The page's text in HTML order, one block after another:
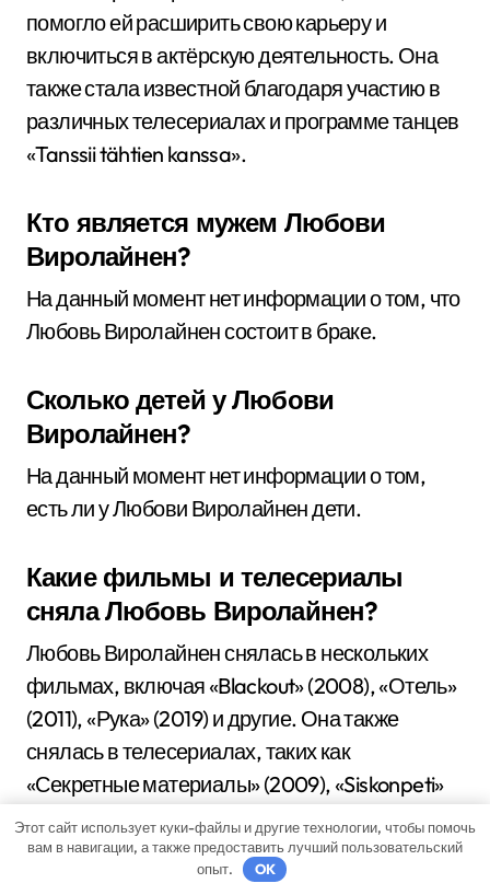
помогло ей расширить свою карьеру и
включиться в актёрскую деятельность. Она
также стала известной благодаря участию в
различных телесериалах и программе танцев
«Tanssii tähtien kanssa».
Кто является мужем Любови
Виролайнен?
На данный момент нет информации о том, что
Любовь Виролайнен состоит в браке.
Сколько детей у Любови
Виролайнен?
На данный момент нет информации о том,
есть ли у Любови Виролайнен дети.
Какие фильмы и телесериалы
сняла Любовь Виролайнен?
Любовь Виролайнен снялась в нескольких
фильмах, включая «Blackout» (2008), «Отель»
(2011), «Рука» (2019) и другие. Она также
снялась в телесериалах, таких как
«Секретные материалы» (2009), «Siskonpeti»
(2012) и других.
Кем является Любовь
Этот сайт использует куки-файлы и другие технологии, чтобы помочь
вам в навигации, а также предоставить лучший пользовательский
опыт.
OK